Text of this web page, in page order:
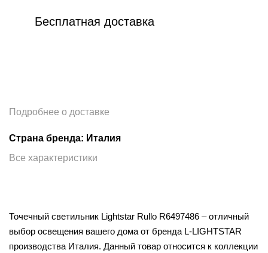
Бесплатная доставка
Подробнее о доставке
Страна бренда: Италия
Все характеристики
Точечный светильник Lightstar Rullo R6497486 – отличный
выбор освещения вашего дома от бренда L-LIGHTSTAR
производства Италия. Данный товар относится к коллекции